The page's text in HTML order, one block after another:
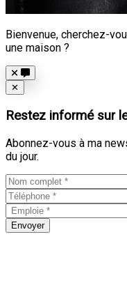
Bienvenue, cherchez-
une maison ?
Close
✕
Restez informé sur
Abonnez-vous à ma
du jour.
Envoyer